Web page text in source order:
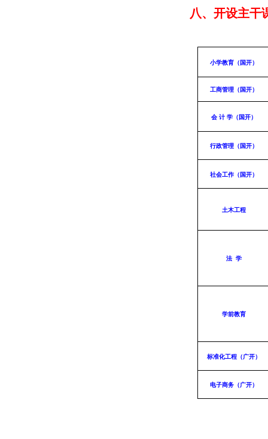
八、开设主干
小学教育（国开）
工商管理（国开）
会 计 学（国开）
行政管理（国开）
社会工作（国开）
土木工程
法 学
学前教育
标准化工程（广开）
电子商务（广开）